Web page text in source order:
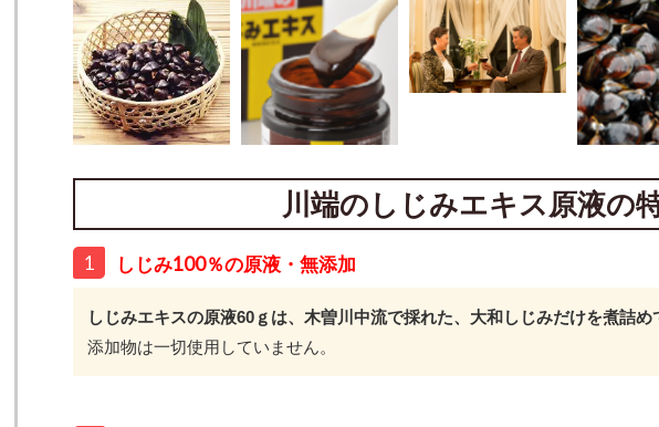
川端のしじみエキス原液の
1 しじみ100％の原液・無添加
しじみエキスの原液60ｇ は、木曽川中流で採れた、大和しじみだけを煮詰め
添加物は一切使用していません。